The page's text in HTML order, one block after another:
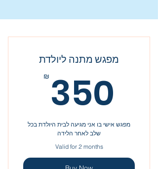
מפגש מתנה ליולדת
₪ 350
מפגש אישי בו אני מגיעה לבית היולדת בכל
שלב לאחר הלידה
Valid for 2 months